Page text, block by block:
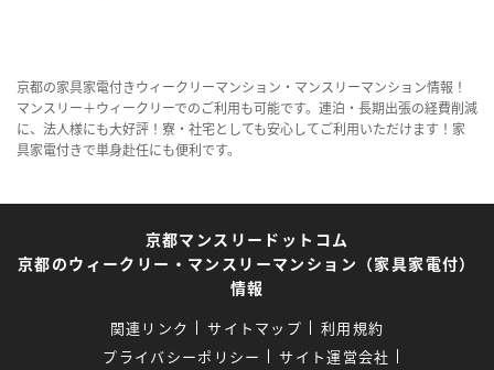
京都の家具家電付きウィークリーマンション・マンスリーマンション情報！
マンスリー＋ウィークリーでのご利用も可能です。連泊・長期出張の経費削減
に、法人様にも大好評！寮・社宅としても安心してご利用いただけます！家
具家電付きで単身赴任にも便利です。
京都マンスリードットコム
京都のウィークリー・マンスリーマンション（家具家電付）
情報
関連リンク サイトマップ
利用規約
プライバシーポリシー
サイト運営会社